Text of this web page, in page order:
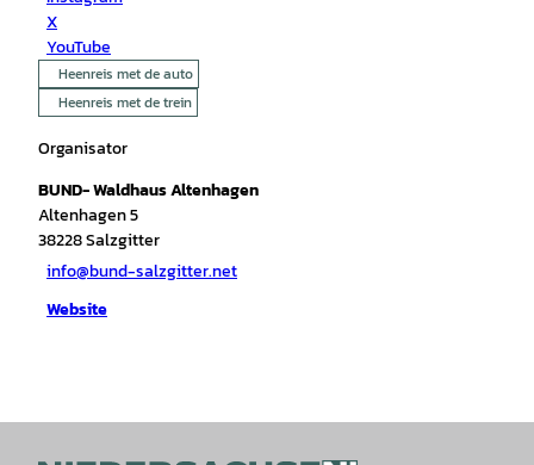
X
YouTube
Heenreis met de auto
Heenreis met de trein
Organisator
BUND- Waldhaus Altenhagen
Altenhagen 5
38228Salzgitter
info@bund-salzgitter.net
Website